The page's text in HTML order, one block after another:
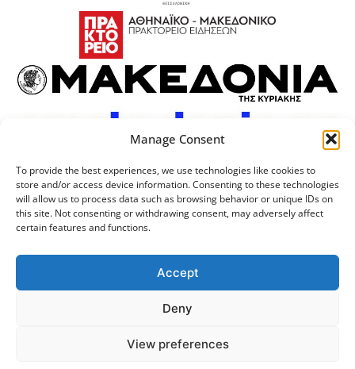
Manage Consent
To provide the best experiences, we use technologies like cookies to
store and/or access device information. Consenting to these technologies
will allow us to process data such as browsing behavior or unique IDs on
this site. Not consenting or withdrawing consent, may adversely affect
certain features and functions.
Accept
Deny
View preferences
Προσωπικά Δεδομένα
Λογότυπος
Πανεπιστήμιο Θεσσαλονίκης
Διακυβέρνησης ΑΠΘ